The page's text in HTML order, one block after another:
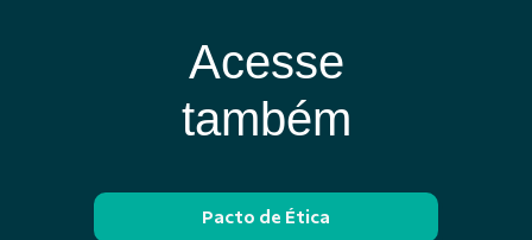
Acesse
também
Pacto de Ética